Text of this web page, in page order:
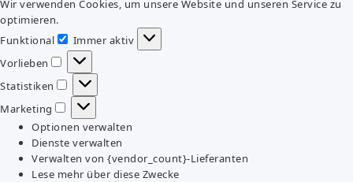
Wir verwenden Cookies, um unsere Website und unseren Service zu
optimieren.
Funktional
Funktional
Immer aktiv
Vorlieben
Vorlieben
Statistiken
Statistiken
Marketing
Marketing
Optionen verwalten
Dienste verwalten
Verwalten von {vendor_count}-Lieferanten
Lese mehr über diese Zwecke